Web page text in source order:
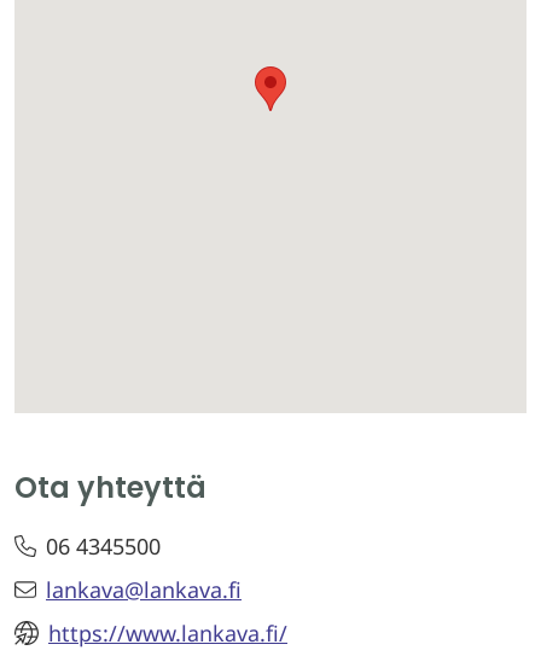
Ota yhteyttä
06 4345500
lankava@lankava.fi
https://www.lankava.fi/